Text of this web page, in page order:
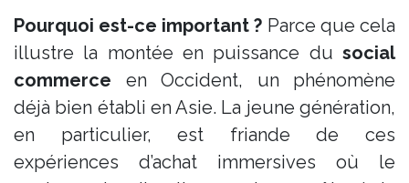
Pourquoi est-ce important ? Parce que cela
illustre la montée en puissance du social
commerce en Occident, un phénomène
déjà bien établi en Asie. La jeune génération,
en particulier, est friande de ces
expériences d’achat immersives où le